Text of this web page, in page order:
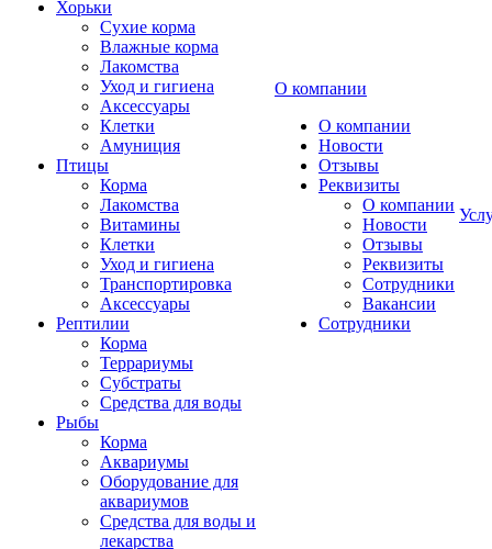
Хорьки
Сухие корма
Влажные корма
Лакомства
Уход и гигиена
Аксессуары
Клетки
Амуниция
Птицы
Корма
Лакомства
Витамины
Клетки
Уход и гигиена
Транспортировка
Аксессуары
Рептилии
Корма
Террариумы
Субстраты
Средства для воды
Рыбы
Корма
Аквариумы
Оборудование для
аквариумов
Средства для воды и
лекарства
О компании
О компании
Новости
Отзывы
Реквизиты
О компании
Новости
Отзывы
Реквизиты
Сотрудники
Вакансии
Сотрудники